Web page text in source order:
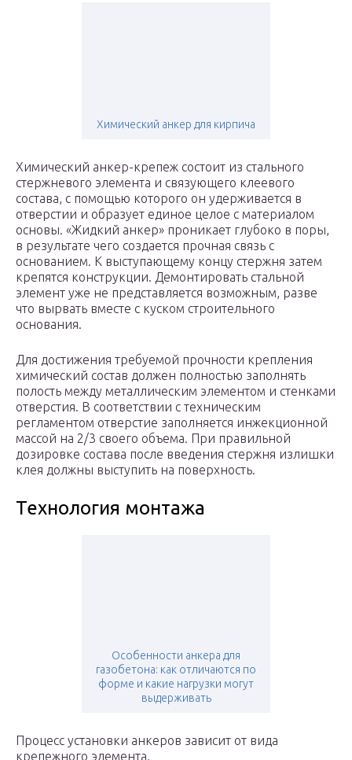
Химический анкер для кирпича
Химический анкер-крепеж состоит из стального
стержневого элемента и связующего клеевого
состава, с помощью которого он удерживается в
отверстии и образует единое целое с материалом
основы. «Жидкий анкер» проникает глубоко в поры,
в результате чего создается прочная связь с
основанием. К выступающему концу стержня затем
крепятся конструкции. Демонтировать стальной
элемент уже не представляется возможным, разве
что вырвать вместе с куском строительного
основания.
Для достижения требуемой прочности крепления
химический состав должен полностью заполнять
полость между металлическим элементом и стенками
отверстия. В соответствии с техническим
регламентом отверстие заполняется инжекционной
массой на 2/3 своего объема. При правильной
дозировке состава после введения стержня излишки
клея должны выступить на поверхность.
Технология монтажа
Особенности анкера для
газобетона: как отличаются по
форме и какие нагрузки могут
выдерживать
Процесс установки анкеров зависит от вида
крепежного элемента.